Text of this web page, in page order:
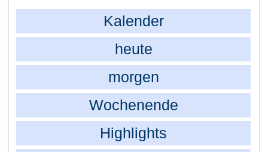
Kalender
heute
morgen
Wochenende
Highlights